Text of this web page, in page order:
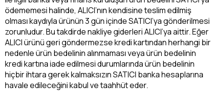
ödememesi halinde, ALICI’nın kendisine teslim edilmiş
olması kaydıyla ürünün 3 gün içinde SATICI’ya gönderilmesi
zorunludur. Bu takdirde nakliye giderleri ALICI’ya aittir. Eğer
ALICI ürünü geri göndermezse kredi kartından herhangi bir
nedenle ürün bedelinin alınmaması veya ürün bedelinin
kredi kartına iade edilmesi durumlarında ürün bedelinin
hiçbir ihtara gerek kalmaksızın SATICI banka hesaplarına
havale edileceğini kabul ve taahhüt eder.